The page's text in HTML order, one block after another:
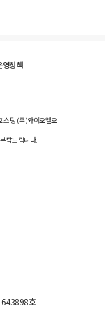
영정책
스팅 (주)와이오엘오
탁드립니다.
호